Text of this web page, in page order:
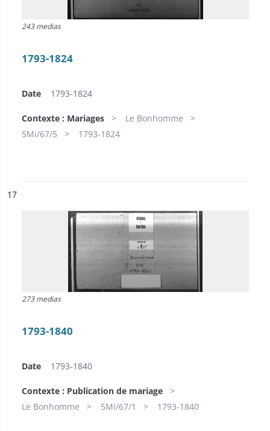
243 medias
1793-1824
Date 1793-1824
Contexte : Mariages
Le Bonhomme
5Mi/67/5
1793-1824
n°
17
273 medias
1793-1840
Date 1793-1840
Contexte : Publication de mariage
Le Bonhomme
5Mi/67/1 1793-1840